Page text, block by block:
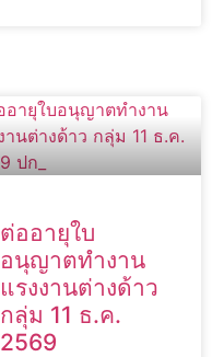
ต่ออายุใบ
อนุญาตทำงาน
แรงงานต่างด้าว
กลุ่ม 11 ธ.ค.
2569